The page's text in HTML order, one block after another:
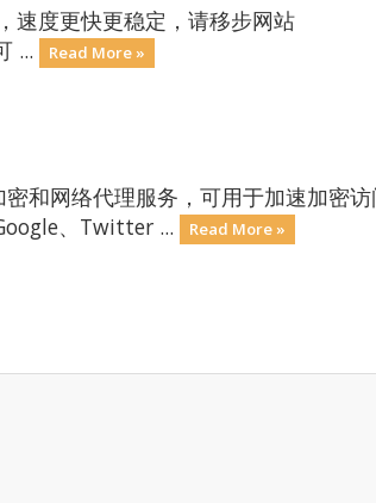
速度更快更稳定，请移步网站
...
Read More »
和网络代理服务，可用于加速加密
、Twitter ...
Read More »